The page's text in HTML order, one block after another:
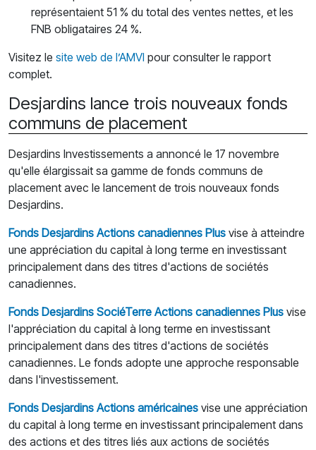
représentaient 51 % du total des ventes nettes, et les
FNB obligataires 24 %.
Visitez le site web de l’AMVI pour consulter le rapport
complet.
Desjardins lance trois nouveaux fonds
communs de placement
Desjardins Investissements a annoncé le 17 novembre
qu'elle élargissait sa gamme de fonds communs de
placement avec le lancement de trois nouveaux fonds
Desjardins.
Fonds Desjardins Actions canadiennes Plus vise à atteindre
une appréciation du capital à long terme en investissant
principalement dans des titres d'actions de sociétés
canadiennes.
Fonds Desjardins SociéTerre Actions canadiennes Plus vise
l'appréciation du capital à long terme en investissant
principalement dans des titres d'actions de sociétés
canadiennes. Le fonds adopte une approche responsable
dans l'investissement.
Fonds Desjardins Actions américaines vise une appréciation
du capital à long terme en investissant principalement dans
des actions et des titres liés aux actions de sociétés